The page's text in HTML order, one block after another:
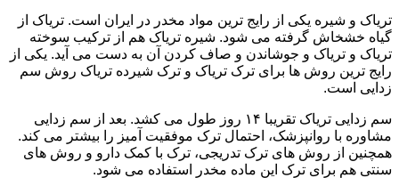
تریاک و شیره یکی از رایج ترین مواد مخدر در ایران است. تریاک از
گیاه خشخاش گرفته می شود. شیره تریاک هم از ترکیب سوخته
تریاک و تریاک و جوشاندن و صاف کردن آن به دست می آید. یکی از
رایج ترین روش ها برای ترک تریاک و ترک شیرده تریاک روش سم
زدایی است.
سم زدایی تریاک تقریبا ۱۴ روز طول می کشد. بعد از سم زدایی
مشاوره با روانپزشک، احتمال ترک موفقیت آمیز را بیشتر می کند.
همچنین از روش های ترک تدریجی، ترک با کمک دارو و روش های
سنتی هم برای ترک این ماده مخدر استفاده می شود.